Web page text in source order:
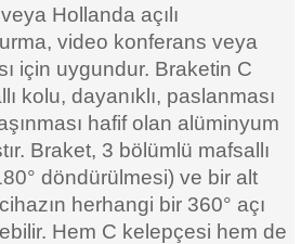
Hollanda açılı
video konferans veya
için uygundur. Braketin C
kolu, dayanıklı, paslanması
hafif olan alüminyum
Braket, 3 bölümlü mafsallı
döndürülmesi) ve bir alt
herhangi bir 360° açı
Hem C kelepçesi hem de